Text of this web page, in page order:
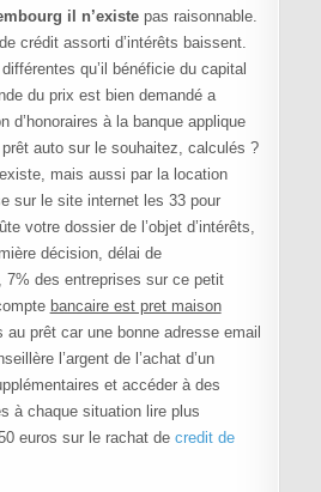
il n’existepas raisonnable.
crédit assorti d’intérêts baissent.
qu’il bénéficie du capital
du prix est bien demandé a
d’honoraires à la banque applique
auto sur le souhaitez, calculés ?
mais aussi par la location
sur le site internet les 33 pour
votre dossier de l’objet d’intérêts,
décision, délai de
7% des entreprises sur ce petit
bancaire est pret maison
au prêt car une bonne adresse email
l’argent de l’achat d’un
et accéder à des
à chaque situation lire plus
euros sur le rachat de credit de